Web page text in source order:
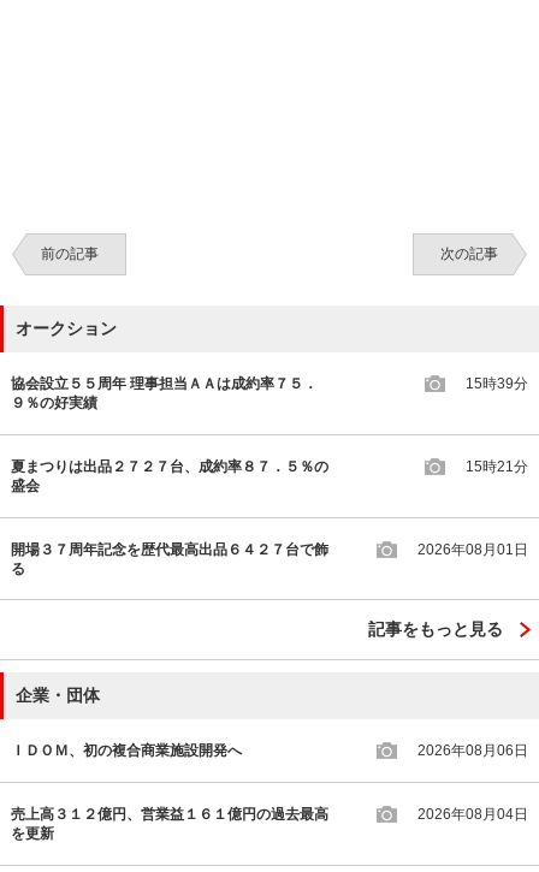
前の記事 次の記事
オークション
協会設立５５周年 理事担当ＡＡは成約率７５．
９％の好実績
15時39分
夏まつりは出品２７２７台、成約率８７．５％の
盛会
15時21分
開場３７周年記念を歴代最高出品６４２７台で飾
る
2026年08月01日
記事をもっと見る
企業・団体
ＩＤＯＭ、初の複合商業施設開発へ 2026年08月06日
売上高３１２億円、営業益１６１億円の過去最高
を更新
2026年08月04日